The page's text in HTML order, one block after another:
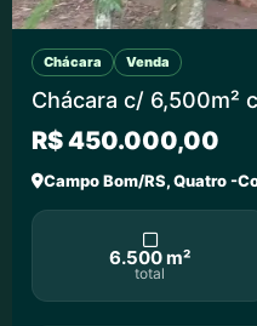
Chácara Venda
Chácara c/ 6,500m²
R$ 450.000,00
Campo Bom/RS, Quatro -
6.500 m²
total